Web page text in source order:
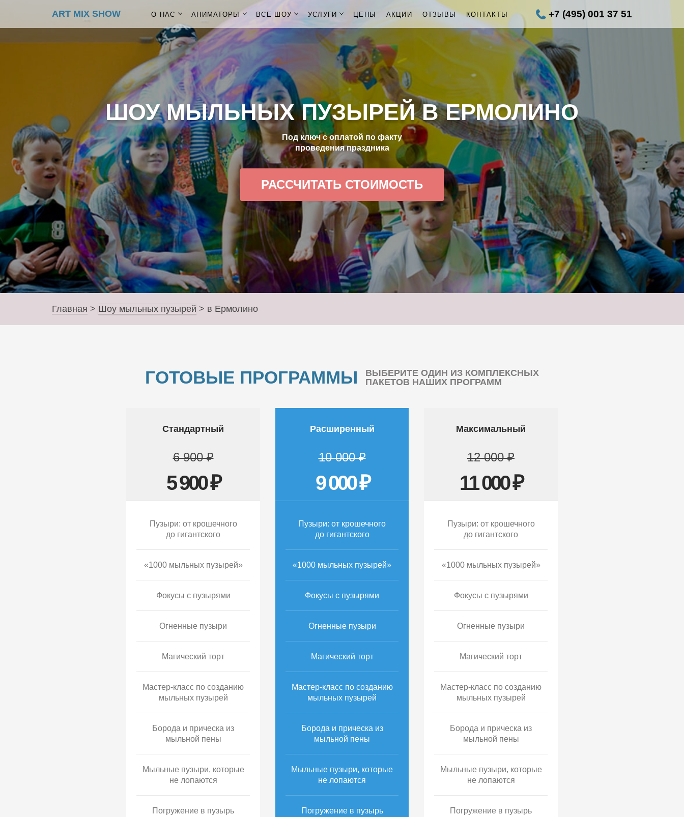
ART MIX SHOW О НАС АНИМАТОРЫ ВСЕ ШОУ УСЛУГИ ЦЕНЫ АКЦИИ ОТЗЫВЫ КОНТАКТЫ +7 (495) 001 37 51
ШОУ МЫЛЬНЫХ ПУЗЫРЕЙ В ЕРМОЛИНО
Под ключ с оплатой по факту
проведения праздника
РАССЧИТАТЬ СТОИМОСТЬ
Главная > Шоу мыльных пузырей > в Ермолино
ГОТОВЫЕ ПРОГРАММЫ
ВЫБЕРИТЕ ОДИН ИЗ КОМПЛЕКСНЫХ
ПАКЕТОВ НАШИХ ПРОГРАММ
Стандартный
6 900 ₽
5 900 ₽
Пузыри: от крошечного
до гигантского
«1000 мыльных пузырей»
Фокусы с пузырями
Огненные пузыри
Магический торт
Мастер-класс по созданию
мыльных пузырей
Борода и прическа из
мыльной пены
Мыльные пузыри, которые
не лопаются
Погружение в пузырь
Расширенный
10 000 ₽
9 000 ₽
Пузыри: от крошечного
до гигантского
«1000 мыльных пузырей»
Фокусы с пузырями
Огненные пузыри
Магический торт
Мастер-класс по созданию
мыльных пузырей
Борода и прическа из
мыльной пены
Мыльные пузыри, которые
не лопаются
Погружение в пузырь
Максимальный
12 000 ₽
11 000 ₽
Пузыри: от крошечного
до гигантского
«1000 мыльных пузырей»
Фокусы с пузырями
Огненные пузыри
Магический торт
Мастер-класс по созданию
мыльных пузырей
Борода и прическа из
мыльной пены
Мыльные пузыри, которые
не лопаются
Погружение в пузырь